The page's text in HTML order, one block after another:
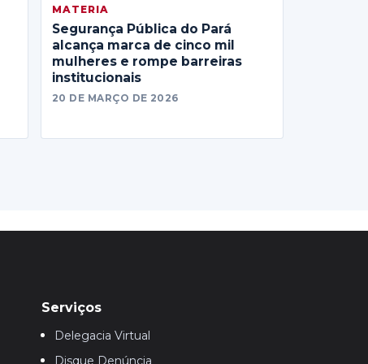
MATERIA
Segurança Pública do Pará
alcança marca de cinco mil
mulheres e rompe barreiras
institucionais
20 DE MARÇO DE 2026
Serviços
Delegacia Virtual
Disque Denúncia